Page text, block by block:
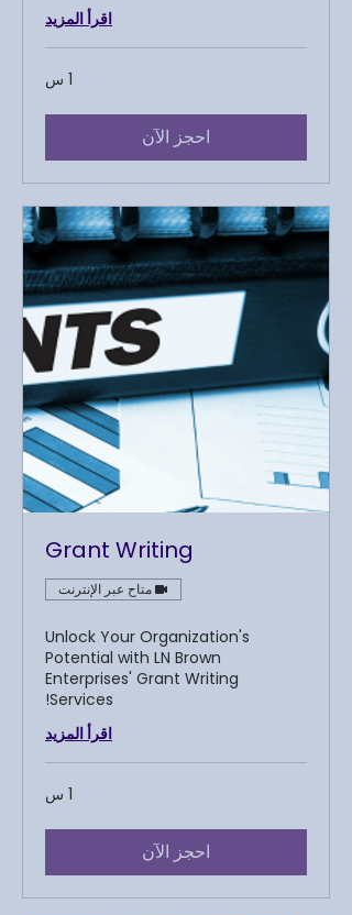
اقرأ المزيد
1 س
احجز الآن
Grant Writing
متاح عبر الإنترنت
Unlock Your Organization's
Potential with LN Brown
Enterprises' Grant Writing
Services!
اقرأ المزيد
1 س
احجز الآن